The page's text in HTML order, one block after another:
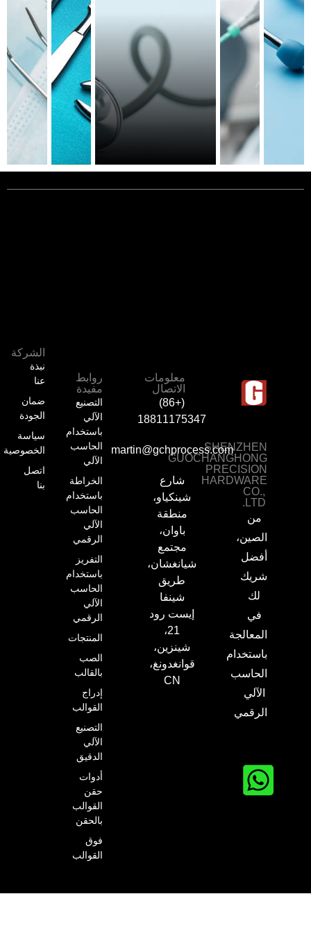
SHENZHEN
GUOCHANGHONG
PRECISION
HARDWARE
CO.,
LTD.
من
الصين،
أفضل
شريك
لك
في
المعالجة
باستخدام
الحاسب
الآلي
الرقمي
معلومات
الاتصال
(+86)
18811175347
martin@gchprocess.com
شارع
شينكياو،
منطقة
باوان،
مجتمع
شيانغشان،
طريق
شينفا
إيست رود
21،
شينزين،
قوانغدونغ،
CN
روابط
مفيدة
التصنيع
الآلي
باستخدام
الحاسب
الآلي
الخراطة
باستخدام
الحاسب
الآلي
الرقمي
التفريز
باستخدام
الحاسب
الآلي
الرقمي
المنتجات
الصب
بالقالب
إدراج
القوالب
التصنيع
الآلي
الدقيق
أدوات
حقن
القوالب
بالحقن
فوق
القوالب
الشركة
نبذة
عنا
ضمان
الجودة
سياسة
الخصوصية
اتصل
بنا